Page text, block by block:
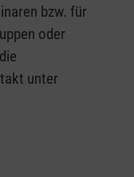
bzw. für
oder
unter